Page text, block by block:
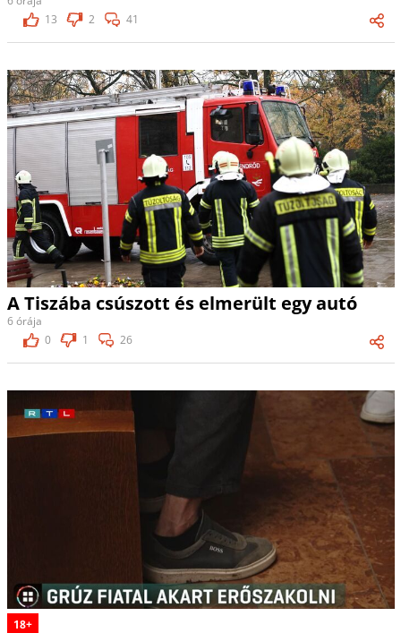
13
2 41
A Tiszába csúszott és elmerült egy autó
6 órája
0
1 26
18+